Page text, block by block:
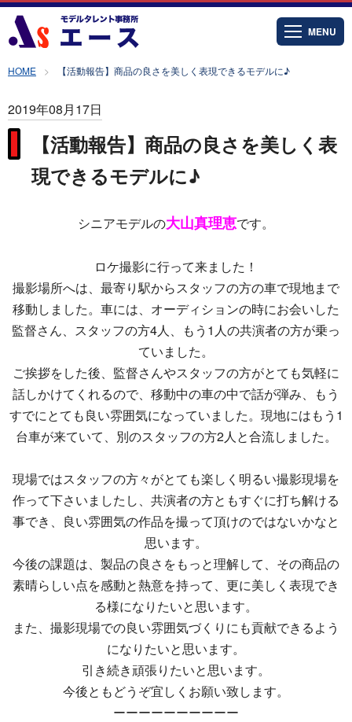
MENU
HOME 【活動報告】商品の良さを美しく表現できるモデルに♪
2019年08月17日
【活動報告】商品の良さを美しく表
現できるモデルに♪
シニアモデルの大山真理恵です。
ロケ撮影に行って来ました！
撮影場所へは、最寄り駅からスタッフの方の車で現地まで
移動しました。車には、オーディションの時にお会いした
監督さん、スタッフの方4人、もう1人の共演者の方が乗っ
ていました。
ご挨拶をした後、監督さんやスタッフの方がとても気軽に
話しかけてくれるので、移動中の車の中で話が弾み、もう
すでにとても良い雰囲気になっていました。現地にはもう1
台車が来ていて、別のスタッフの方2人と合流しました。
現場ではスタッフの方々がとても楽しく明るい撮影現場を
作って下さいましたし、共演者の方ともすぐに打ち解ける
事でき、良い雰囲気の作品を撮って頂けのではないかなと
思います。
今後の課題は、製品の良さをもっと理解して、その商品の
素晴らしい点を感動と熱意を持って、更に美しく表現でき
る様になりたいと思います。
また、撮影現場での良い雰囲気づくりにも貢献できるよう
になりたいと思います。
引き続き頑張りたいと思います。
今後ともどうぞ宜しくお願い致します。
ーーーーーーーーーー